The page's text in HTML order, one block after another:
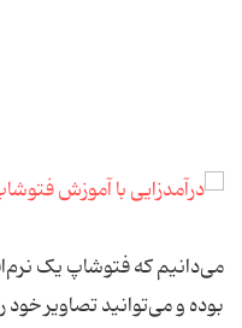
می‌دانیم که فتوشاپ یک
بوده و می‌توانید تصاویر خود